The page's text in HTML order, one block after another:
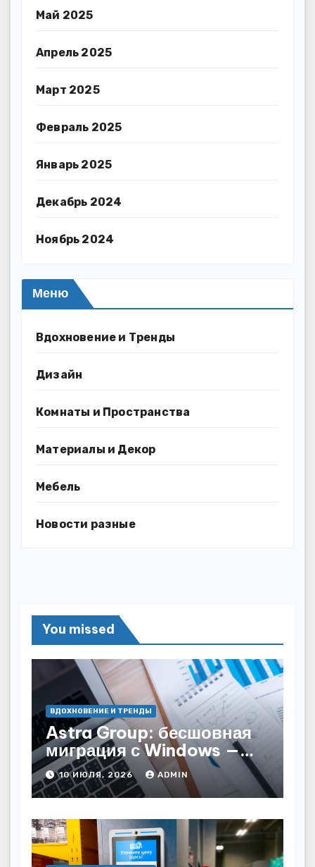
Май 2025
Апрель 2025
Март 2025
Февраль 2025
Январь 2025
Декабрь 2024
Ноябрь 2024
Меню
Вдохновение и Тренды
Дизайн
Комнаты и Пространства
Материалы и Декор
Мебель
Новости разные
You missed
ВДОХНОВЕНИЕ И ТРЕНДЫ
Astra Group: бесшовная
миграция с Windows —
как сохранить бизнес-
непрерывность
10 ИЮЛЯ, 2026 ADMIN